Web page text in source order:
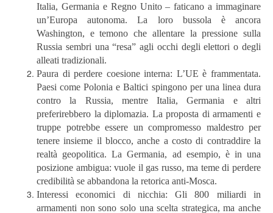
Italia, Germania e Regno Unito – faticano a immaginare
un’Europa autonoma. La loro bussola è ancora
Washington, e temono che allentare la pressione sulla
Russia sembri una “resa” agli occhi degli elettori o degli
alleati tradizionali.
Paura di perdere coesione interna: L’UE è frammentata.
Paesi come Polonia e Baltici spingono per una linea dura
contro la Russia, mentre Italia, Germania e altri
preferirebbero la diplomazia. La proposta di armamenti e
truppe potrebbe essere un compromesso maldestro per
tenere insieme il blocco, anche a costo di contraddire la
realtà geopolitica. La Germania, ad esempio, è in una
posizione ambigua: vuole il gas russo, ma teme di perdere
credibilità se abbandona la retorica anti-Mosca.
Interessi economici di nicchia: Gli 800 miliardi in
armamenti non sono solo una scelta strategica, ma anche